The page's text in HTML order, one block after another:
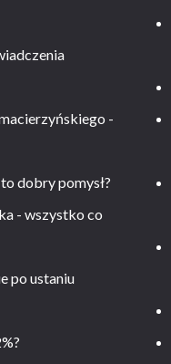
-
dobry pomysł?
- wszystko co
po ustaniu